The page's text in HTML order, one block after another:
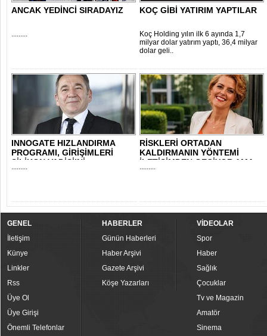
ANCAK YEDİNCİ SIRADAYIZ
.........
KOÇ GİBİ YATIRIM YAPTILAR
Koç Holding yılın ilk 6 ayında 1,7
milyar dolar yatırım yaptı, 36,4 milyar
dolar geli..
INNOGATE HIZLANDIRMA
PROGRAMI, GİRİŞİMLERİ
SİLİKON VADİSİ’Nİ..
.........
RİSKLERİ ORTADAN
KALDIRMANIN YÖNTEMİ
İLETİŞİMDEN GEÇİYOR AMA..
.........
GENEL
İletişim
Künye
Linkler
Rss
Üye Ol
Üye Girişi
Önemli Telefonlar
HABERLER
Günün Haberleri
Haber Arşivi
Gazete Arşivi
Köşe Yazarları
VİDEOLAR
Spor
Haber
Sağlık
Çocuklar
Tv ve Magazin
Amatör
Sinema